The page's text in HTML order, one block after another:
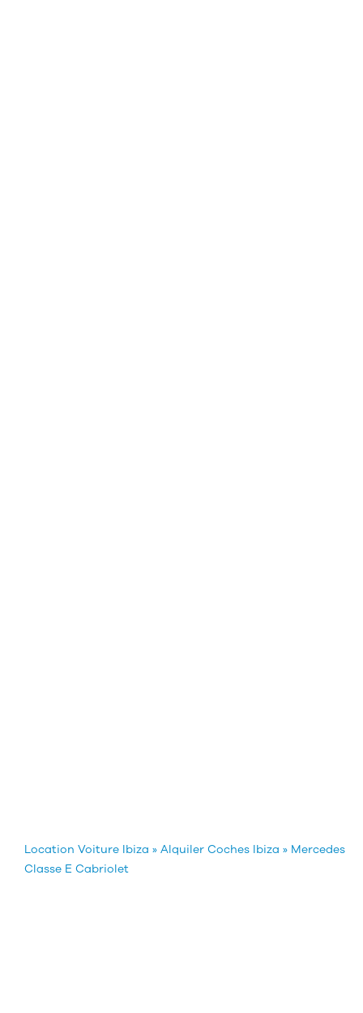
Location Voiture Ibiza » Alquiler Coches Ibiza » Mercedes
Classe E Cabriolet